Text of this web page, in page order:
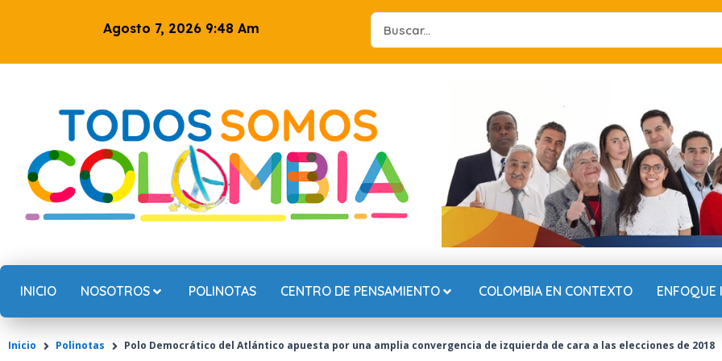
Agosto 7, 2026 9:48 Am
Search
...
INICIO NOSOTROS POLINOTAS CENTRO DE PENSAMIENTO COLOMBIA EN CONTEXTO ENFOQUE
Inicio Polinotas Polo Democrático del Atlántico apuesta por una amplia convergencia de izquierda de cara a las elecciones de 2018